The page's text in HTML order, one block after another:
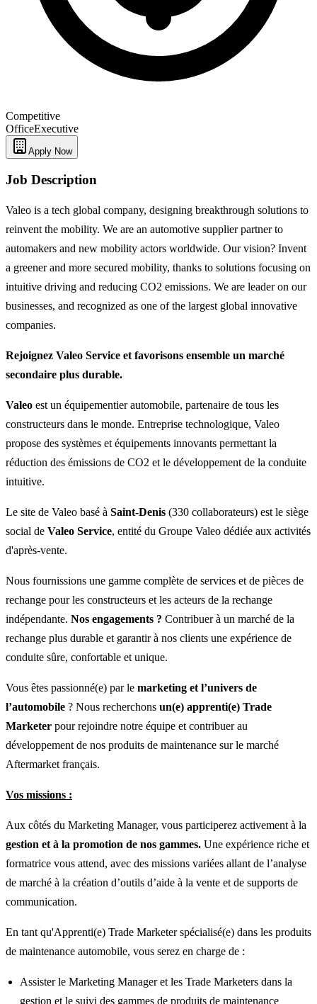
Competitive
OfficeExecutive
Apply Now
Job Description
Valeo is a tech global company, designing breakthrough solutions to
reinvent the mobility. We are an automotive supplier partner to
automakers and new mobility actors worldwide. Our vision? Invent
a greener and more secured mobility, thanks to solutions focusing on
intuitive driving and reducing CO2 emissions. We are leader on our
businesses, and recognized as one of the largest global innovative
companies.
Rejoignez Valeo Service et favorisons ensemble un marché
secondaire plus durable.
Valeo est un équipementier automobile, partenaire de tous les
constructeurs dans le monde. Entreprise technologique, Valeo
propose des systèmes et équipements innovants permettant la
réduction des émissions de CO2 et le développement de la conduite
intuitive.
Le site de Valeo basé à Saint-Denis (330 collaborateurs) est le siège
social de Valeo Service, entité du Groupe Valeo dédiée aux activités
d'après-vente.
Nous fournissions une gamme complète de services et de pièces de
rechange pour les constructeurs et les acteurs de la rechange
indépendante. Nos engagements ? Contribuer à un marché de la
rechange plus durable et garantir à nos clients une expérience de
conduite sûre, confortable et unique.
Vous êtes passionné(e) par le marketing et l’univers de
l’automobile ? Nous recherchons un(e) apprenti(e) Trade
Marketer pour rejoindre notre équipe et contribuer au
développement de nos produits de maintenance sur le marché
Aftermarket français.
Vos missions :
Aux côtés du Marketing Manager, vous participerez activement à la
gestion et à la promotion de nos gammes. Une expérience riche et
formatrice vous attend, avec des missions variées allant de l’analyse
de marché à la création d’outils d’aide à la vente et de supports de
communication.
En tant qu'Apprenti(e) Trade Marketer spécialisé(e) dans les produits
de maintenance automobile, vous serez en charge de :
Assister le Marketing Manager et les Trade Marketers dans la
gestion et le suivi des gammes de produits de maintenance